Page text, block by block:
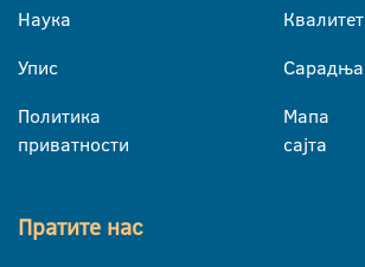
Наука
Упис
Политика
приватности
Квалитет
Сарадња
Мапа
сајта
Пратите нас